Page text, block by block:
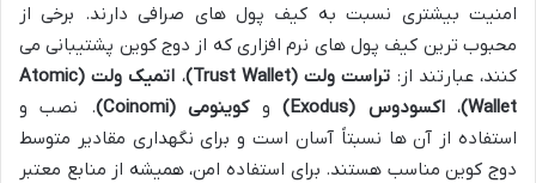
امنیت بیشتری نسبت به کیف پول های صرافی دارند. برخی از
محبوب ترین کیف پول های نرم افزاری که از دوج کوین پشتیبانی می
کنند، عبارتند از: تراست ولت (Trust Wallet) ،
اتمیک ولت (Atomic
Wallet) ،اکسودوس (Exodus) وکوینومی (Coinomi)
. نصب و
استفاده از آن ها نسبتاً آسان است و برای نگهداری مقادیر متوسط
دوج کوین مناسب هستند. برای استفاده امن، همیشه از منابع معتبر